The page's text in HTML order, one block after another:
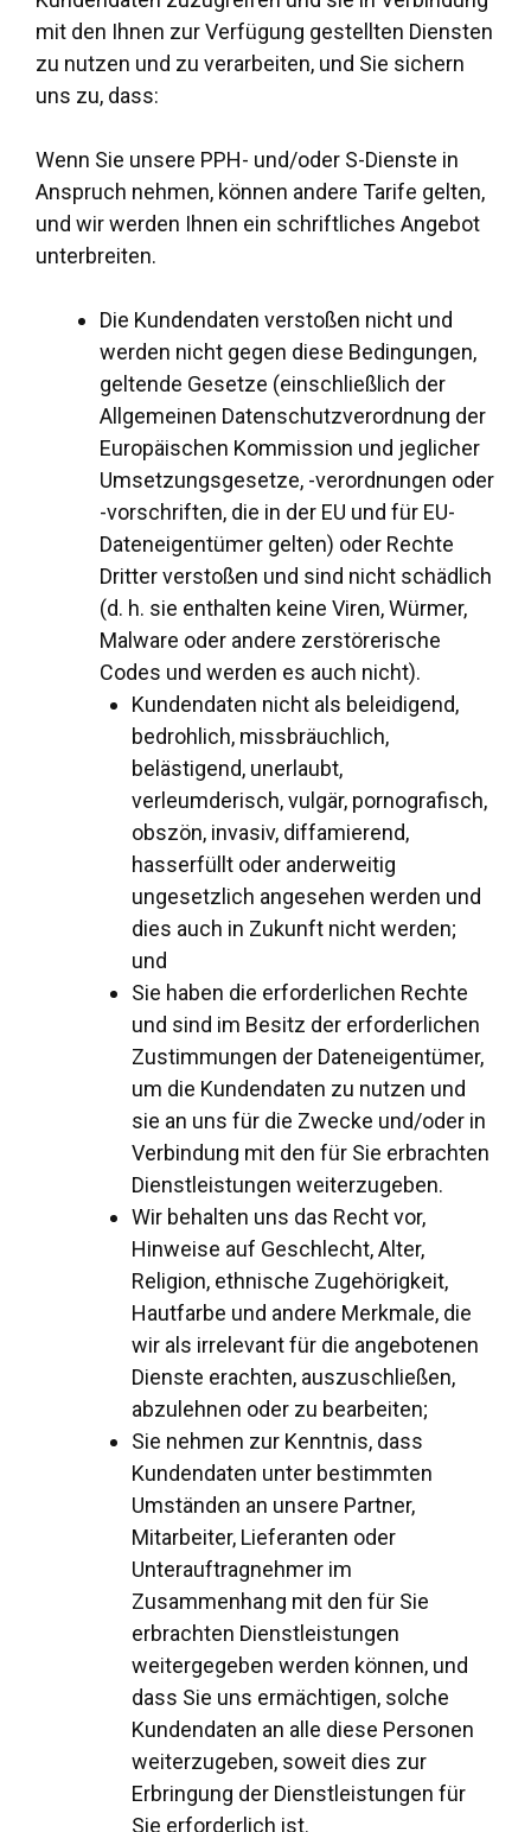
mit den Ihnen zur Verfügung gestellten Diensten
zu nutzen und zu verarbeiten, und Sie sichern
uns zu, dass:
Wenn Sie unsere PPH- und/oder S-Dienste in
Anspruch nehmen, können andere Tarife gelten,
und wir werden Ihnen ein schriftliches Angebot
unterbreiten.
Die Kundendaten verstoßen nicht und
werden nicht gegen diese Bedingungen,
geltende Gesetze (einschließlich der
Allgemeinen Datenschutzverordnung der
Europäischen Kommission und jeglicher
Umsetzungsgesetze, -verordnungen oder
-vorschriften, die in der EU und für EU-
Dateneigentümer gelten) oder Rechte
Dritter verstoßen und sind nicht schädlich
(d. h. sie enthalten keine Viren, Würmer,
Malware oder andere zerstörerische
Codes und werden es auch nicht).
Kundendaten nicht als beleidigend,
bedrohlich, missbräuchlich,
belästigend, unerlaubt,
verleumderisch, vulgär, pornografisch,
obszön, invasiv, diffamierend,
hasserfüllt oder anderweitig
ungesetzlich angesehen werden und
dies auch in Zukunft nicht werden;
und
Sie haben die erforderlichen Rechte
und sind im Besitz der erforderlichen
Zustimmungen der Dateneigentümer,
um die Kundendaten zu nutzen und
sie an uns für die Zwecke und/oder in
Verbindung mit den für Sie erbrachten
Dienstleistungen weiterzugeben.
Wir behalten uns das Recht vor,
Hinweise auf Geschlecht, Alter,
Religion, ethnische Zugehörigkeit,
Hautfarbe und andere Merkmale, die
wir als irrelevant für die angebotenen
Dienste erachten, auszuschließen,
abzulehnen oder zu bearbeiten;
Sie nehmen zur Kenntnis, dass
Kundendaten unter bestimmten
Umständen an unsere Partner,
Mitarbeiter, Lieferanten oder
Unterauftragnehmer im
Zusammenhang mit den für Sie
erbrachten Dienstleistungen
weitergegeben werden können, und
dass Sie uns ermächtigen, solche
Kundendaten an alle diese Personen
weiterzugeben, soweit dies zur
Erbringung der Dienstleistungen für
Sie erforderlich ist.